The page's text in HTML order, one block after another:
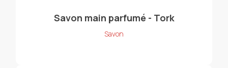
Savon main parfumé - Tork
Savon